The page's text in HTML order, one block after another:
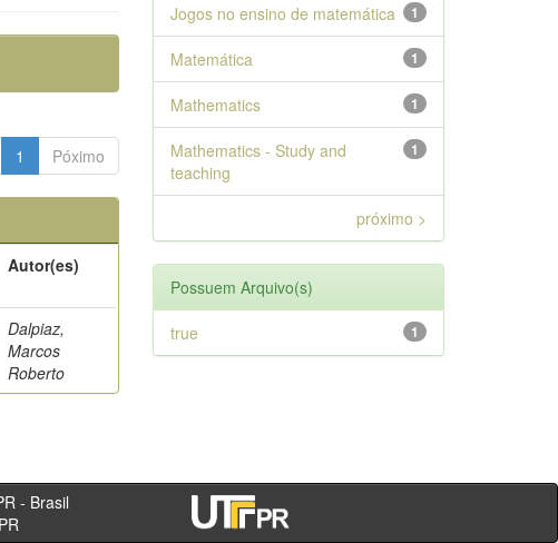
1 Póximo
Autor(es)
Dalpiaz,
Marcos
Roberto
1
Jogos no ensino de matemática
1
Matemática
1
Mathematics
1
Mathematics - Study and
teaching
próximo >
Possuem Arquivo(s)
1
true
- PR - Brasil